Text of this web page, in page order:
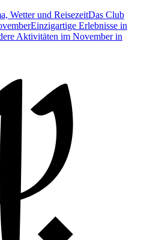
Wetter und ReisezeitDas Club
Einzigartige Erlebnisse in
Aktivitäten im November in